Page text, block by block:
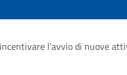
l’avvio di nuove